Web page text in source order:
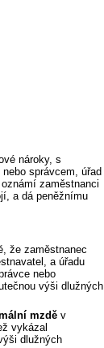
nároky, s
správcem, úřad
zaměstnanci
a dá peněžnímu
že zaměstnanec
a úřadu
nebo
výši dlužných
mzdě v
vykázal
dlužných